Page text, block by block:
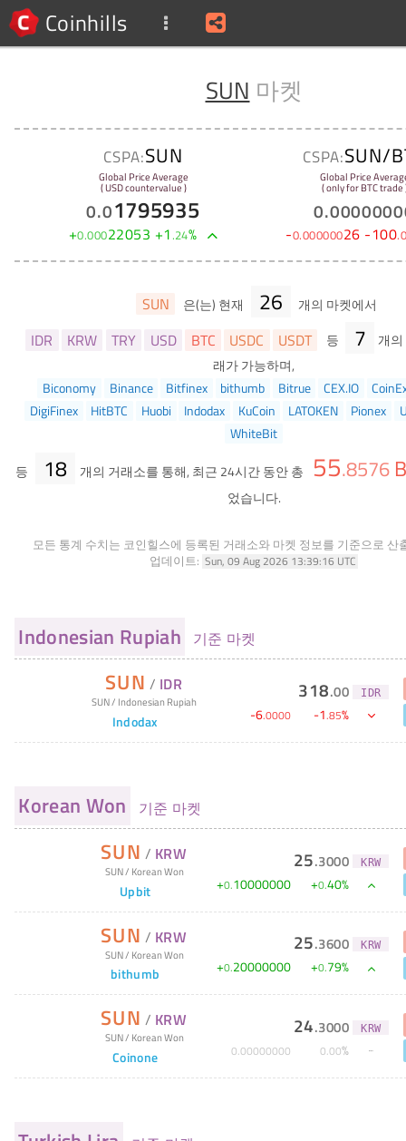
Coinhills
SUN 마켓
CSPA:SUN
Global Price Average
( USD countervalue )
0.01795935
+0.00022053 +1.24%
CSPA:SUN/
Global Price
( only for BTC trade
0.
-0.00000026 -100.
SUN 은(는) 현재 26 개의 마켓에서
IDR KRW TRY USD BTC USDC USDT 등 7
개
래가 가능하며,
Biconomy
Binance Bitfinex bithumb Bitrue CEX.IO
DigiFinex
HitBTC Huobi Indodax KuCoin LATOKEN Pionex
WhiteBit
등
18 개의 거래소를 통해, 최근 24시간 동안 총 55.8576
었습니다.
모든 통계 수치는 코인힐스에 등록된 거래소와 마켓 정보를 기준으로 산
업데이트: Sun, 09 Aug 2026 13:39:16 UTC
Indonesian Rupiah 기준 마켓
SUN / IDR
SUN/ Indonesian Rupiah
Indodax
318.00 IDR
-6.0000 -1.85%
Korean Won 기준 마켓
SUN / KRW
SUN/ Korean Won
Upbit
25.3000 KRW
+0.10000000 +0.40%
SUN / KRW
SUN/ Korean Won
bithumb
25.3600 KRW
+0.20000000 +0.79%
SUN / KRW
SUN/ Korean Won
Coinone
24.3000 KRW
0.00000000 0.00%